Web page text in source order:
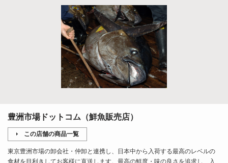
豊洲市場ドットコム（鮮魚販売店）
この店舗の商品一覧
東京豊洲市場の卸会社・仲卸と連携し、日本中から入荷する最高のレベルの